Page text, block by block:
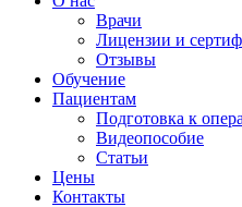
Врачи
Лицензии и
Отзывы
Обучение
Пациентам
Подготовка к
Видеопособие
Статьи
Цены
Контакты